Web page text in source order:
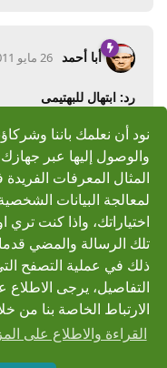
نود أن نعلمك باننا
والوصول إليها عبر
المثال المعرفات
لمعالجة البيانات
اختياراتك، واذا كنت
تلك الرسالة والمضي
ذلك في عملية التصفح
التفاصيل، يرجى
الارتباط الخاصة بنا من
القراءة والاطلاع على
أبا أحمد 26 مايو 2011
رد: ابتهال للبهتيمى
جزاك الله خيرا واكرمك
اضف رد